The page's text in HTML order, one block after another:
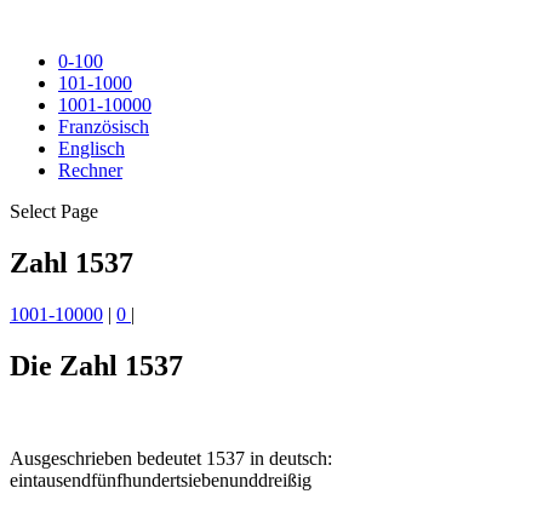
0-100
101-1000
1001-10000
Französisch
Englisch
Rechner
Select Page
Zahl 1537
1001-10000 | 0 |
Die Zahl 1537
Ausgeschrieben bedeutet 1537 in deutsch:
eintausendfünfhundertsiebenunddreißig